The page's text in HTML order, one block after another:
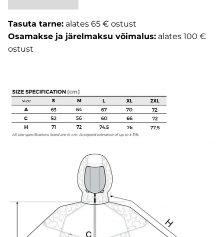
Tasuta tarne: alates 65 € ostust
Osamakse ja järelmaksu võimalus: alates 100 €
ostust